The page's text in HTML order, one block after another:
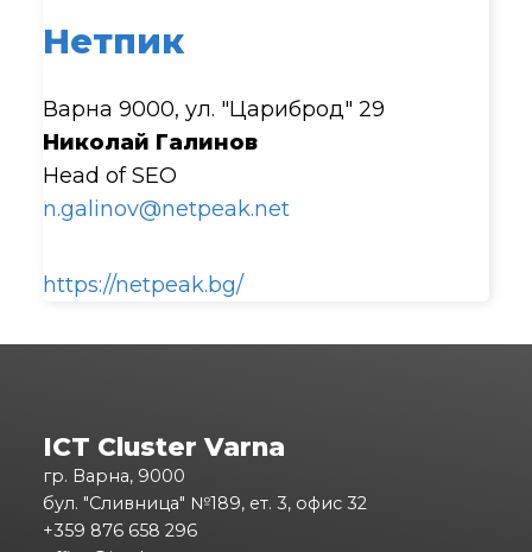
Нетпик
Варна 9000, ул. "Цариброд" 29
Николай Галинов
Head of SEO
n.galinov@netpeak.net
https://netpeak.bg/
ICT Cluster Varna
гр. Варна, 9000
бул. "Сливница" №189, ет. 3, офис 32
+359 876 658 296